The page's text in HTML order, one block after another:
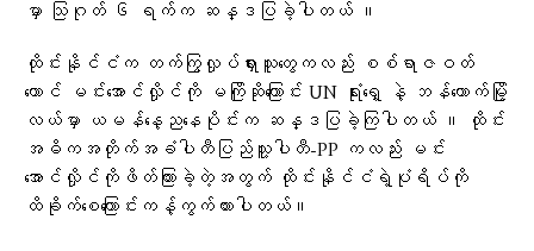
မှာ သြဂုတ် ၆ ရက်က ဆန္ဒပြခဲ့ပါတယ် ။
ထိုင်းနိုင်ငံက တက်ကြွလှုပ်ရှားသူ​တွေကလည်း စစ်ရာဇဝတ်​
ကောင် မင်း​​အောင်လှိုင်ကို မကြိုဆို​ကြောင်း UN ရုံး​ရှေ့ နဲ့ ဘန်​ကောက်မြို့
လယ်မှာ ယမန်​နေ့ည​နေပိုင်းက ဆန္ဒပြခဲ့ကြပါတယ် ။ ထိုင်း
အဓိကအတိုက်အခံပါတီပြည်သူ့ပါတီ-PP ကလည်း မင်း​
အောင်လှိုင်ကိုဖိတ်ကြားခဲ့တဲ့အတွက် ထိုင်းနိုင်ငံရဲ့ပုံရိပ်ကို
ထိခိုက်​စေ​ကြောင်းကန့်ကွက်ထားပါတယ်။